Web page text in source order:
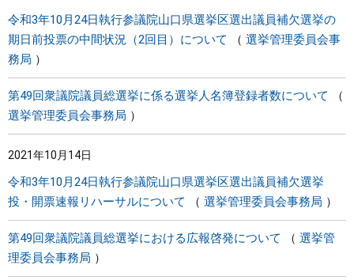
令和3年10月24日執行参議院山口県選挙区選出議員補欠選挙の
期日前投票の中間状況（2回目）について
選挙管理委員会事
務局
第49回衆議院議員総選挙に係る選挙人名簿登録者数について
選挙管理委員会事務局
2021年10月14日
令和3年10月24日執行参議院山口県選挙区選出議員補欠選挙
投・開票速報リハーサルについて
選挙管理委員会事務局
第49回衆議院議員総選挙における広報啓発について
選挙管
理委員会事務局